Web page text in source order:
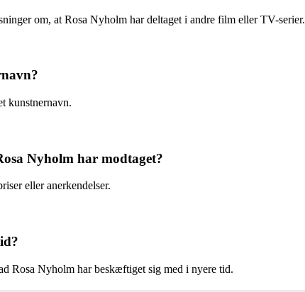
om, at Rosa Nyholm har deltaget i andre film eller TV-serier.
kunstnernavn.
Nyholm har modtaget?
eller anerkendelser.
Rosa Nyholm har beskæftiget sig med i nyere tid.